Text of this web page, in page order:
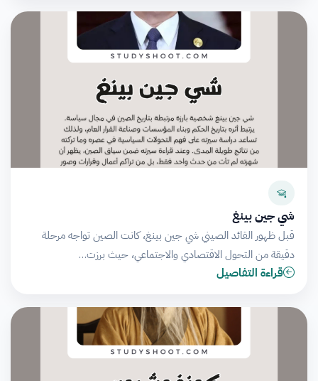
شي جين بينغ
قبل ظهور القائد الصيني شي جين بينغ، كانت الصين تواجه مرحلة
دقيقة من التحول الاقتصادي والاجتماعي، حيث برزت…
قراءة التفاصيل